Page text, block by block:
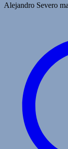
Alejandro Severo